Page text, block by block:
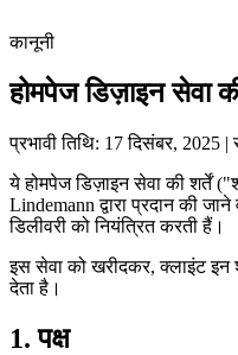
कानूनी
होमपेज डिज़ाइन सेवा
प्रभावी तिथि: 17 दिसंबर, 2025
ये होमपेज डिज़ाइन सेवा की शर्तें
Lindemann द्वारा प्रदान की
डिलीवरी को नियंत्रित करती हैं।
इस सेवा को खरीदकर, क्लाइंट
देता है।
1. पक्ष